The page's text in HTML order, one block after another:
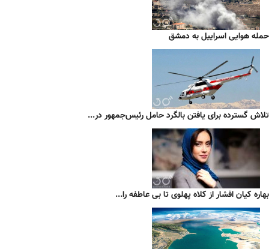
حمله هوایی اسراییل به دمشق
تلاش گسترده برای یافتن بالگرد حامل رئیس‌جمهور در...
بهاره کیان افشار از کلاه پهلوی تا بی عاطفه را...